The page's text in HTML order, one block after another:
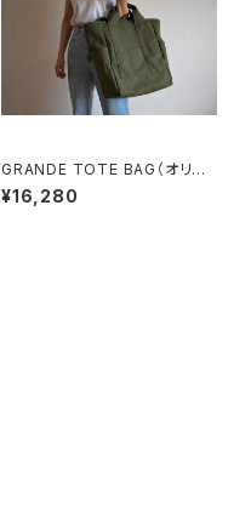
GRANDE TOTE BAG（オリー
ブ/カーキ）
¥16,280